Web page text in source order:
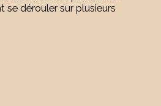
dérouler sur plusieurs